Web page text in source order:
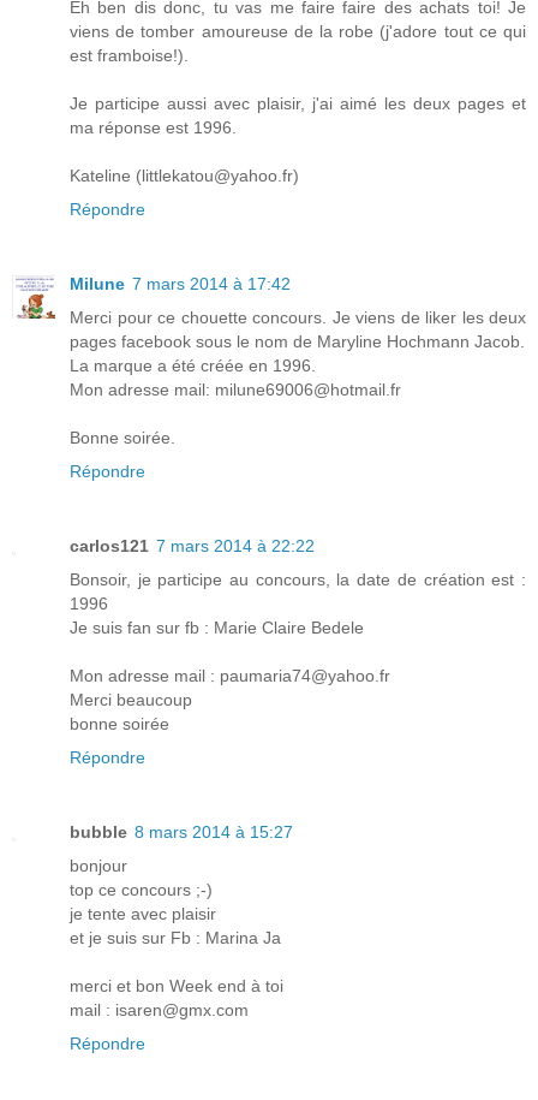
Eh ben dis donc, tu vas me faire faire des achats toi! Je
viens de tomber amoureuse de la robe (j'adore tout ce qui
est framboise!).
Je participe aussi avec plaisir, j'ai aimé les deux pages et
ma réponse est 1996.
Kateline (littlekatou@yahoo.fr)
Répondre
Milune 7 mars 2014 à 17:42
Merci pour ce chouette concours. Je viens de liker les deux
pages facebook sous le nom de Maryline Hochmann Jacob.
La marque a été créée en 1996.
Mon adresse mail: milune69006@hotmail.fr
Bonne soirée.
Répondre
carlos121 7 mars 2014 à 22:22
Bonsoir, je participe au concours, la date de création est :
1996
Je suis fan sur fb : Marie Claire Bedele
Mon adresse mail : paumaria74@yahoo.fr
Merci beaucoup
bonne soirée
Répondre
bubble 8 mars 2014 à 15:27
bonjour
top ce concours ;-)
je tente avec plaisir
et je suis sur Fb : Marina Ja
merci et bon Week end à toi
mail : isaren@gmx.com
Répondre